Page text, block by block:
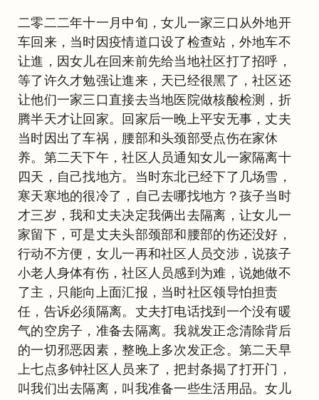
二零二二年十一月中旬，女儿一家三口从外地开
车回来，当时因疫情道口设了检查站，外地车不
让進，因女儿在回来前先给当地社区打了招呼，
等了许久才勉强让進来，天已经很黑了，社区还
让他们一家三口直接去当地医院做核酸检测，折
腾半天才让回家。回家后一晚上平安无事，丈夫
当时因出了车祸，腰部和头颈部受点伤在家休
养。第二天下午，社区人员通知女儿一家隔离十
四天，自己找地方。当时东北已经下了几场雪，
寒天寒地的很冷了，自己去哪找地方？孩子当时
才三岁，我和丈夫决定我俩出去隔离，让女儿一
家留下，可是丈夫头部颈部和腰部的伤还没好，
行动不方便，女儿一再和社区人员交涉，说孩子
小老人身体有伤，社区人员感到为难，说她做不
了主，只能向上面汇报，当时社区领导怕担责
任，告诉必须隔离。丈夫打电话找到一个没有暖
气的空房子，准备去隔离。我就发正念清除背后
的一切邪恶因素，整晚上多次发正念。第二天早
上七点多钟社区人员来了，把封条揭了打开门，
叫我们出去隔离，叫我准备一些生活用品。女儿